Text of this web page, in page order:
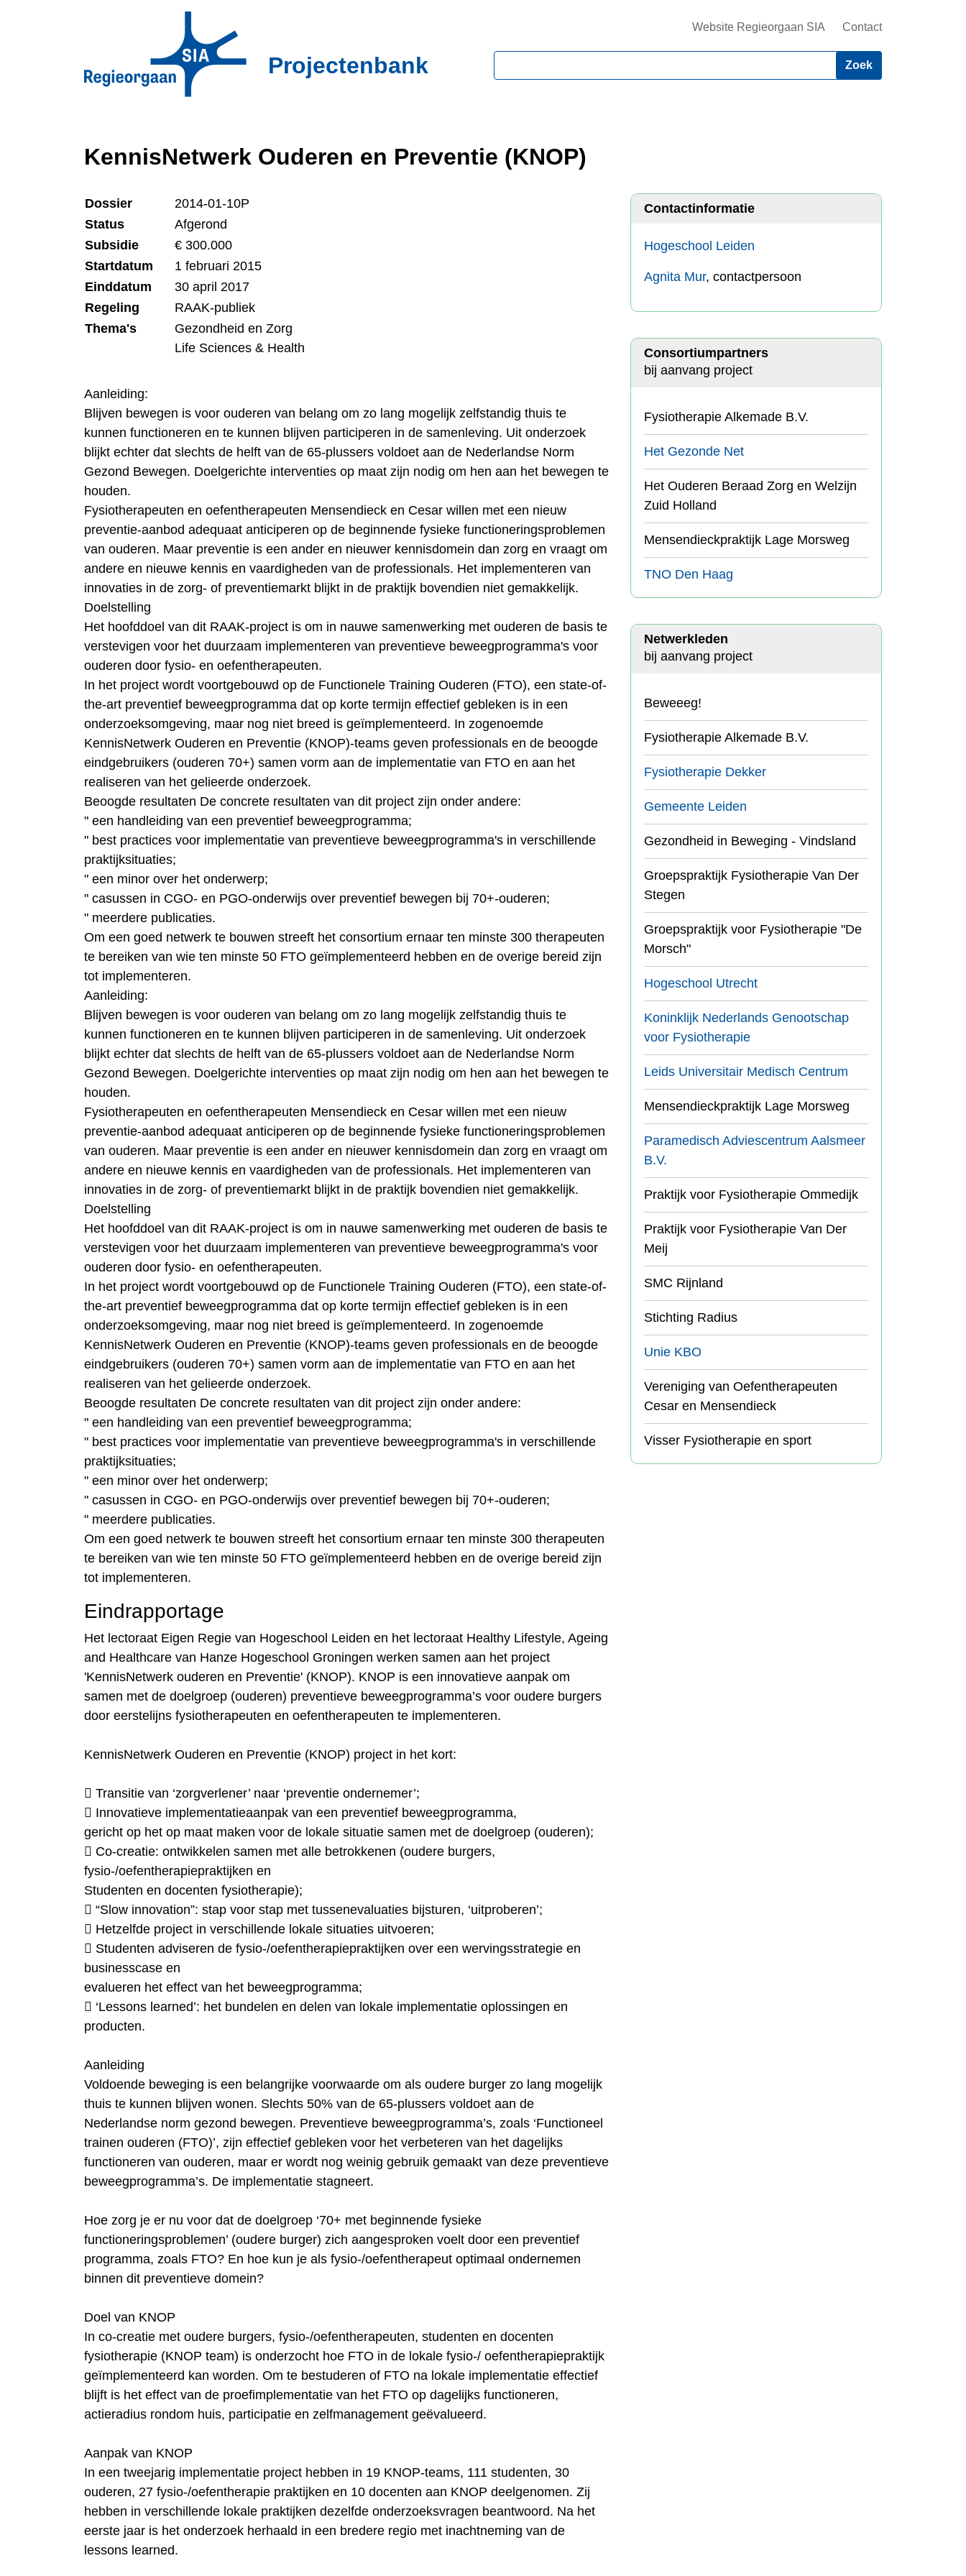
Projectenbank
Website Regieorgaan SIA Contact
KennisNetwerk Ouderen en Preventie (KNOP)
Dossier
2014-01-10P
Status
Afgerond
Subsidie
€ 300.000
Startdatum
1 februari 2015
Einddatum
30 april 2017
Regeling
RAAK-publiek
Thema's
Gezondheid en Zorg
Life Sciences & Health
Aanleiding:
Blijven bewegen is voor ouderen van belang om zo lang mogelijk zelfstandig thuis te
kunnen functioneren en te kunnen blijven participeren in de samenleving. Uit onderzoek
blijkt echter dat slechts de helft van de 65-plussers voldoet aan de Nederlandse Norm
Gezond Bewegen. Doelgerichte interventies op maat zijn nodig om hen aan het bewegen te
houden.
Fysiotherapeuten en oefentherapeuten Mensendieck en Cesar willen met een nieuw
preventie-aanbod adequaat anticiperen op de beginnende fysieke functioneringsproblemen
van ouderen. Maar preventie is een ander en nieuwer kennisdomein dan zorg en vraagt om
andere en nieuwe kennis en vaardigheden van de professionals. Het implementeren van
innovaties in de zorg- of preventiemarkt blijkt in de praktijk bovendien niet gemakkelijk.
Doelstelling
Het hoofddoel van dit RAAK-project is om in nauwe samenwerking met ouderen de basis te
verstevigen voor het duurzaam implementeren van preventieve beweegprogramma's voor
ouderen door fysio- en oefentherapeuten.
In het project wordt voortgebouwd op de Functionele Training Ouderen (FTO), een state-of-
the-art preventief beweegprogramma dat op korte termijn effectief gebleken is in een
onderzoeksomgeving, maar nog niet breed is geïmplementeerd. In zogenoemde
KennisNetwerk Ouderen en Preventie (KNOP)-teams geven professionals en de beoogde
eindgebruikers (ouderen 70+) samen vorm aan de implementatie van FTO en aan het
realiseren van het gelieerde onderzoek.
Beoogde resultaten De concrete resultaten van dit project zijn onder andere:
" een handleiding van een preventief beweegprogramma;
" best practices voor implementatie van preventieve beweegprogramma's in verschillende
praktijksituaties;
" een minor over het onderwerp;
" casussen in CGO- en PGO-onderwijs over preventief bewegen bij 70+-ouderen;
" meerdere publicaties.
Om een goed netwerk te bouwen streeft het consortium ernaar ten minste 300 therapeuten
te bereiken van wie ten minste 50 FTO geïmplementeerd hebben en de overige bereid zijn
tot implementeren.
Aanleiding:
Blijven bewegen is voor ouderen van belang om zo lang mogelijk zelfstandig thuis te
kunnen functioneren en te kunnen blijven participeren in de samenleving. Uit onderzoek
blijkt echter dat slechts de helft van de 65-plussers voldoet aan de Nederlandse Norm
Gezond Bewegen. Doelgerichte interventies op maat zijn nodig om hen aan het bewegen te
houden.
Fysiotherapeuten en oefentherapeuten Mensendieck en Cesar willen met een nieuw
preventie-aanbod adequaat anticiperen op de beginnende fysieke functioneringsproblemen
van ouderen. Maar preventie is een ander en nieuwer kennisdomein dan zorg en vraagt om
andere en nieuwe kennis en vaardigheden van de professionals. Het implementeren van
innovaties in de zorg- of preventiemarkt blijkt in de praktijk bovendien niet gemakkelijk.
Doelstelling
Het hoofddoel van dit RAAK-project is om in nauwe samenwerking met ouderen de basis te
verstevigen voor het duurzaam implementeren van preventieve beweegprogramma's voor
ouderen door fysio- en oefentherapeuten.
In het project wordt voortgebouwd op de Functionele Training Ouderen (FTO), een state-of-
the-art preventief beweegprogramma dat op korte termijn effectief gebleken is in een
onderzoeksomgeving, maar nog niet breed is geïmplementeerd. In zogenoemde
KennisNetwerk Ouderen en Preventie (KNOP)-teams geven professionals en de beoogde
eindgebruikers (ouderen 70+) samen vorm aan de implementatie van FTO en aan het
realiseren van het gelieerde onderzoek.
Beoogde resultaten De concrete resultaten van dit project zijn onder andere:
" een handleiding van een preventief beweegprogramma;
" best practices voor implementatie van preventieve beweegprogramma's in verschillende
praktijksituaties;
" een minor over het onderwerp;
" casussen in CGO- en PGO-onderwijs over preventief bewegen bij 70+-ouderen;
" meerdere publicaties.
Om een goed netwerk te bouwen streeft het consortium ernaar ten minste 300 therapeuten
te bereiken van wie ten minste 50 FTO geïmplementeerd hebben en de overige bereid zijn
tot implementeren.
Eindrapportage
Het lectoraat Eigen Regie van Hogeschool Leiden en het lectoraat Healthy Lifestyle, Ageing
and Healthcare van Hanze Hogeschool Groningen werken samen aan het project
'KennisNetwerk ouderen en Preventie' (KNOP). KNOP is een innovatieve aanpak om
samen met de doelgroep (ouderen) preventieve beweegprogramma’s voor oudere burgers
door eerstelijns fysiotherapeuten en oefentherapeuten te implementeren.
KennisNetwerk Ouderen en Preventie (KNOP) project in het kort:
 Transitie van ‘zorgverlener’ naar ‘preventie ondernemer’;
 Innovatieve implementatieaanpak van een preventief beweegprogramma,
gericht op het op maat maken voor de lokale situatie samen met de doelgroep (ouderen);
 Co-creatie: ontwikkelen samen met alle betrokkenen (oudere burgers,
fysio-/oefentherapiepraktijken en
Studenten en docenten fysiotherapie);
 “Slow innovation”: stap voor stap met tussenevaluaties bijsturen, ‘uitproberen’;
 Hetzelfde project in verschillende lokale situaties uitvoeren;
 Studenten adviseren de fysio-/oefentherapiepraktijken over een wervingsstrategie en
businesscase en
evalueren het effect van het beweegprogramma;
 ‘Lessons learned’: het bundelen en delen van lokale implementatie oplossingen en
producten.
Aanleiding
Voldoende beweging is een belangrijke voorwaarde om als oudere burger zo lang mogelijk
thuis te kunnen blijven wonen. Slechts 50% van de 65-plussers voldoet aan de
Nederlandse norm gezond bewegen. Preventieve beweegprogramma’s, zoals ‘Functioneel
trainen ouderen (FTO)’, zijn effectief gebleken voor het verbeteren van het dagelijks
functioneren van ouderen, maar er wordt nog weinig gebruik gemaakt van deze preventieve
beweegprogramma’s. De implementatie stagneert.
Hoe zorg je er nu voor dat de doelgroep ‘70+ met beginnende fysieke
functioneringsproblemen’ (oudere burger) zich aangesproken voelt door een preventief
programma, zoals FTO? En hoe kun je als fysio-/oefentherapeut optimaal ondernemen
binnen dit preventieve domein?
Doel van KNOP
In co-creatie met oudere burgers, fysio-/oefentherapeuten, studenten en docenten
fysiotherapie (KNOP team) is onderzocht hoe FTO in de lokale fysio-/ oefentherapiepraktijk
geïmplementeerd kan worden. Om te bestuderen of FTO na lokale implementatie effectief
blijft is het effect van de proefimplementatie van het FTO op dagelijks functioneren,
actieradius rondom huis, participatie en zelfmanagement geëvalueerd.
Aanpak van KNOP
In een tweejarig implementatie project hebben in 19 KNOP-teams, 111 studenten, 30
ouderen, 27 fysio-/oefentherapie praktijken en 10 docenten aan KNOP deelgenomen. Zij
hebben in verschillende lokale praktijken dezelfde onderzoeksvragen beantwoord. Na het
eerste jaar is het onderzoek herhaald in een bredere regio met inachtneming van de
lessons learned.
Contactinformatie
Hogeschool Leiden
Agnita Mur, contactpersoon
Consortiumpartners
bij aanvang project
Fysiotherapie Alkemade B.V.
Het Gezonde Net
Het Ouderen Beraad Zorg en Welzijn
Zuid Holland
Mensendieckpraktijk Lage Morsweg
TNO Den Haag
Netwerkleden
bij aanvang project
Beweeeg!
Fysiotherapie Alkemade B.V.
Fysiotherapie Dekker
Gemeente Leiden
Gezondheid in Beweging - Vindsland
Groepspraktijk Fysiotherapie Van Der
Stegen
Groepspraktijk voor Fysiotherapie "De
Morsch"
Hogeschool Utrecht
Koninklijk Nederlands Genootschap
voor Fysiotherapie
Leids Universitair Medisch Centrum
Mensendieckpraktijk Lage Morsweg
Paramedisch Adviescentrum Aalsmeer
B.V.
Praktijk voor Fysiotherapie Ommedijk
Praktijk voor Fysiotherapie Van Der
Meij
SMC Rijnland
Stichting Radius
Unie KBO
Vereniging van Oefentherapeuten
Cesar en Mensendieck
Visser Fysiotherapie en sport